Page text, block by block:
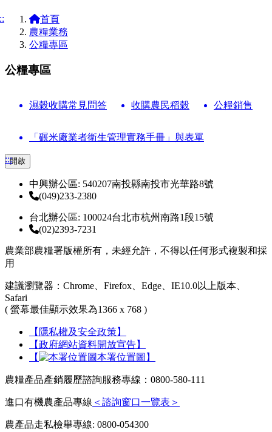
首頁
農糧業務
公糧專區
公糧專區
濕穀收購常見問答 收購農民稻穀 公糧銷售
「碾米廠業者衛生管理實務手冊」與表單
:::開啟
中興辦公區: 540207南投縣南投市光華路8號
(049)233-2380
台北辦公區: 100024台北市杭州南路1段15號
(02)2393-7231
農業部農糧署版權所有，未經允許，不得以任何形式複製和採
用
建議瀏覽器：Chrome、Firefox、Edge、IE10.0以上版本、
Safari
( 螢幕最佳顯示效果為1366 x 768 )
【隱私權及安全政策】
【政府網站資料開放宣告】
【
本署位置圖】
農糧產品產銷履歷諮詢服務專線：0800-580-111
進口有機農產品專線 ＜諮詢窗口一覽表＞
農產品走私檢舉專線: 0800-054300